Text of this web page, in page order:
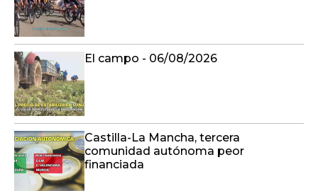
El campo - 06/08/2026
Castilla-La Mancha, tercera
comunidad autónoma peor
financiada